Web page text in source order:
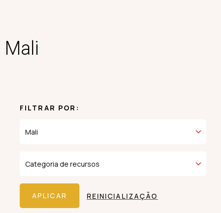
Mali
FILTRAR POR:
REINICIALIZAÇÃO